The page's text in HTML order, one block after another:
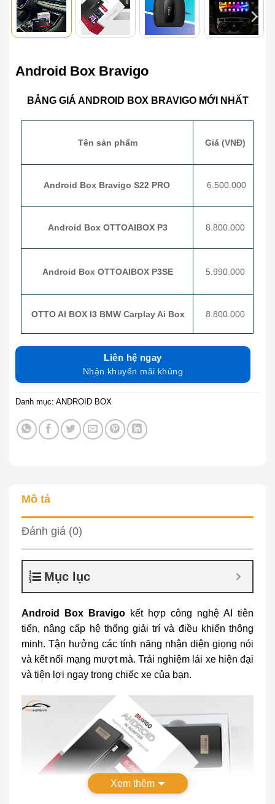
Android Box Bravigo
BẢNG GIÁ ANDROID BOX BRAVIGO MỚI NHẤT
Tên sản phẩm Giá (VNĐ)
Android Box Bravigo S22 PRO 6.500.000
Android Box OTTOAIBOX P3 8.800.000
Android Box OTTOAIBOX P3SE 5.990.000
OTTO AI BOX I3 BMW Carplay Ai Box 8.800.000
Liên hệ ngay
Nhận khuyến mãi khủng
Danh mục: ANDROID BOX
Mô tả
Đánh giá (0)
Mục lục
Android Box Bravigo kết hợp công nghệ AI tiên
tiến, nâng cấp hệ thống giải trí và điều khiển thông
minh. Tận hưởng các tính năng nhận diện giọng nói
và kết nối mạng mượt mà. Trải nghiệm lái xe hiện đại
và tiện lợi ngay trong chiếc xe của bạn.
Xem thêm